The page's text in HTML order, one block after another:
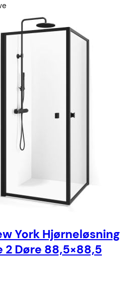
York Hjørneløsning
2 Døre 88,5×88,5